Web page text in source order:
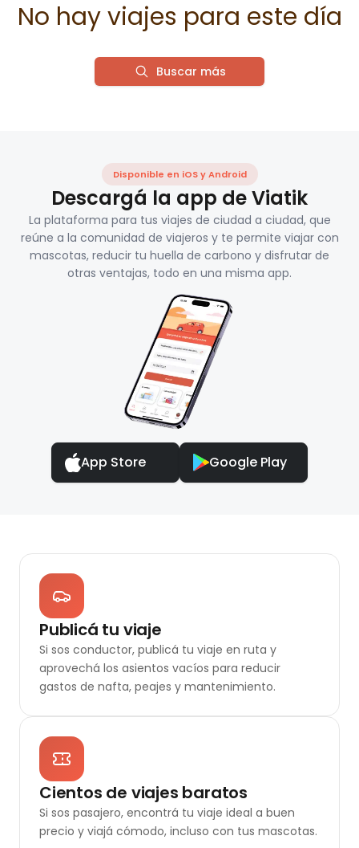
No hay viajes para este día
Buscar más
Disponible en iOS y Android
Descargá la app de Viatik
La plataforma para tus viajes de ciudad a ciudad, que
reúne a la comunidad de viajeros y te permite viajar con
mascotas, reducir tu huella de carbono y disfrutar de
otras ventajas, todo en una misma app.
App Store Google Play
Publicá tu viaje
Si sos conductor, publicá tu viaje en ruta y
aprovechá los asientos vacíos para reducir
gastos de nafta, peajes y mantenimiento.
Cientos de viajes baratos
Si sos pasajero, encontrá tu viaje ideal a buen
precio y viajá cómodo, incluso con tus mascotas.